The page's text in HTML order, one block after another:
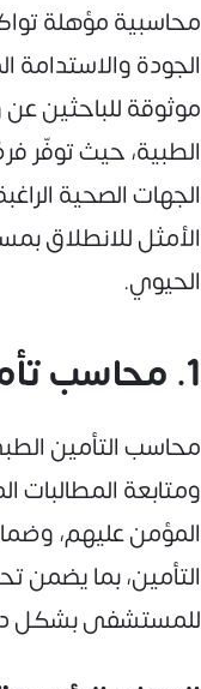
محاسبية مؤهلة
الجودة والاستدامة
موثوقة للباحثين
الطبية، حيث توفّر
الجهات الصحية
الأمثل للانطلاق
الحيوي.
1. محاسب تأمين طبي
محاسب التأمين
ومتابعة المطالبات
المؤمن عليهم،
التأمين، بما يضمن
للمستشفى بشكل